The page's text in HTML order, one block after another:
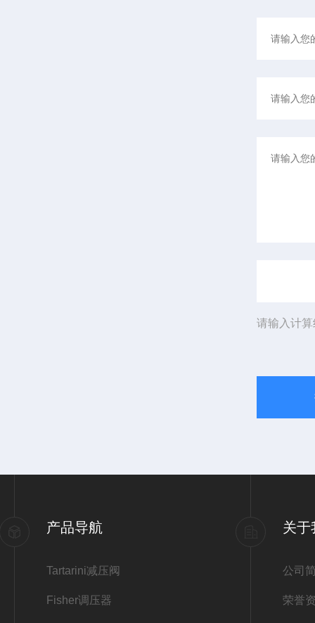
请输入计
产品导航
Tartarini减压阀
Fisher调压器
关于
公司
荣誉